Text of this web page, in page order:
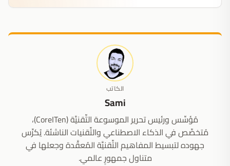
الكاتب
Sami
مُؤسِّس ورئيس تحرير الموسوعة التِّقنيَّة (CoreITen)،
مُتخصِّص في الذكاء الاصطناعي والتِّقنيات الناشئة. يُكرِّس
جهوده لتبسيط المفاهيم التِّقنيَّة المُعقَّدة وجعلها في
متناول جمهورٍ عالمي.